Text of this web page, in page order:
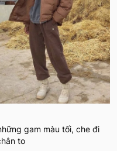
gam màu tối, che đi
to